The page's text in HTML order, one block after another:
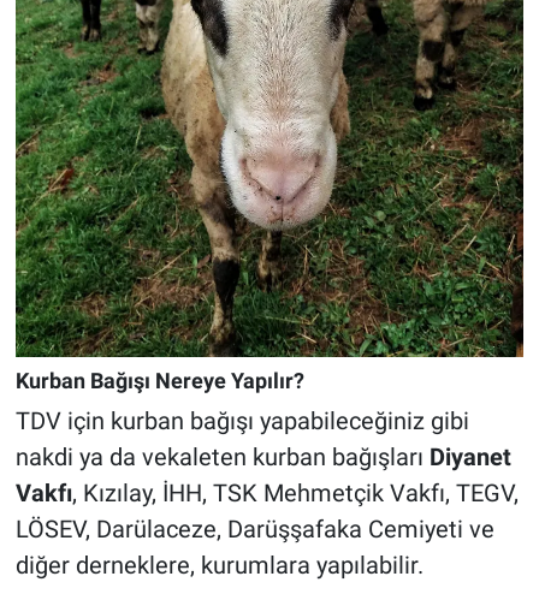
Kurban Bağışı Nereye Yapılır?
TDV için kurban bağışı yapabileceğiniz gibi
nakdi ya da vekaleten kurban bağışları Diyanet
Vakfı, Kızılay, İHH, TSK Mehmetçik Vakfı, TEGV,
LÖSEV, Darülaceze, Darüşşafaka Cemiyeti ve
diğer derneklere, kurumlara yapılabilir.